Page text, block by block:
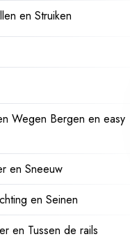
en Struiken
Wegen Bergen en easy
en Sneeuw
en Seinen
en Tussen de rails